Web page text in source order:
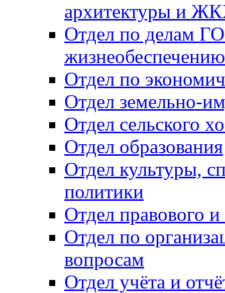
архитектуры и
Отдел по делам
Отдел по
Отдел земельно-
Отдел сельского
Отдел образования
Отдел культуры,
политики
Отдел правового
Отдел по
вопросам
Отдел учёта и